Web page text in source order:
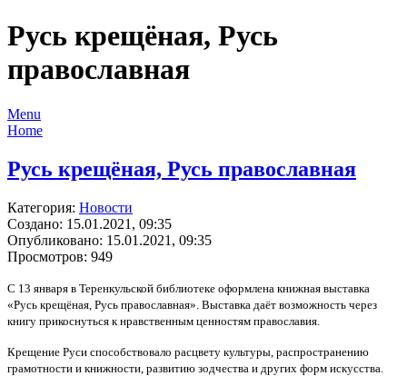
Русь крещёная, Русь
православная
Menu
Home
Русь крещёная, Русь православная
Категория: Новости
Создано: 15.01.2021, 09:35
Опубликовано: 15.01.2021, 09:35
Просмотров: 949
С 13 января в Теренкульской библиотеке оформлена книжная выставка
«Русь крещёная, Русь православная». Выставка даёт возможность через
книгу прикоснуться к нравственным ценностям православия.
Крещение Руси способствовало расцвету культуры, распространению
грамотности и книжности, развитию зодчества и других форм искусства.